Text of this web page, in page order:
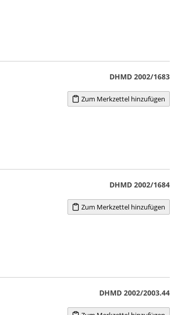
DHMD 2002/1683
Zum Merkzettel hinzufügen
DHMD 2002/1684
Zum Merkzettel hinzufügen
DHMD 2002/2003.44